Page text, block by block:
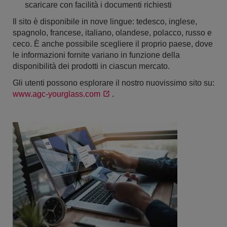
scaricare con facilità i documenti richiesti
Il sito è disponibile in nove lingue: tedesco, inglese,
spagnolo, francese, italiano, olandese, polacco, russo e
ceco. È anche possibile scegliere il proprio paese, dove
le informazioni fornite variano in funzione della
disponibilità dei prodotti in ciascun mercato.
Gli utenti possono esplorare il nostro nuovissimo sito su:
www.agc-yourglass.com
.